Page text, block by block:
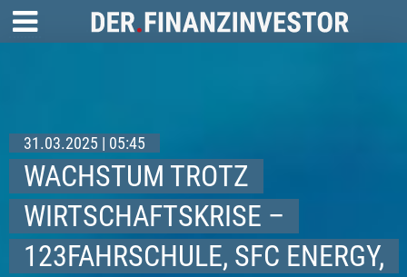
31.03.2025 | 05:45
WACHSTUM TROTZ
WIRTSCHAFTSKRISE –
123FAHRSCHULE, SFC ENERGY,